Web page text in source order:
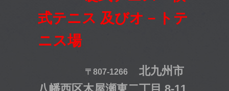
式テニス 及びオ－トテ
ニス場
〒807-1266
北九州市